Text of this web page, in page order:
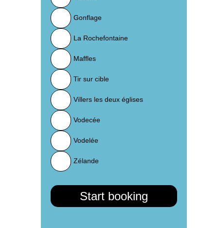
Gonflage
La Rochefontaine
Maffles
Tir sur cible
Villers les deux églises
Vodecée
Vodelée
Zélande